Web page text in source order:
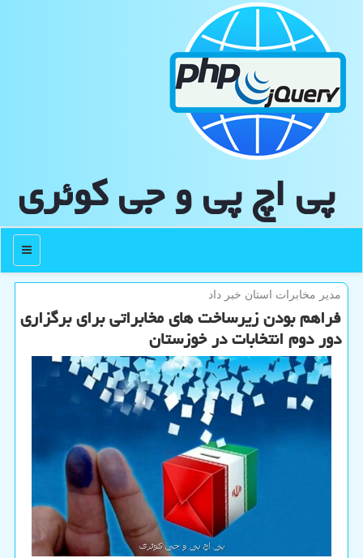
پی اچ پی و جی كوئری
منو
مدیر مخابرات استان خبر داد
فراهم بودن زیرساخت های مخابراتی برای برگزاری
دور دوم انتخابات در خوزستان